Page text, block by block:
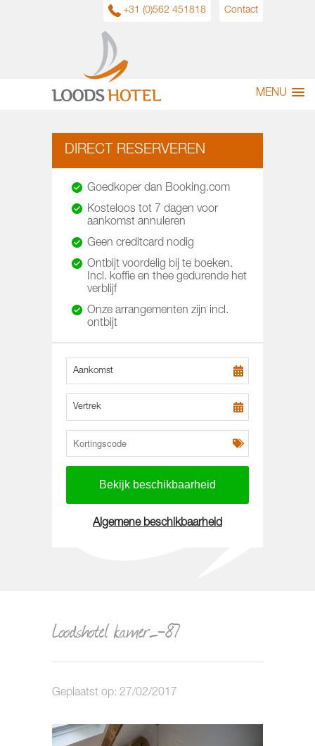
MENU
+31 (0)562 451818 Contact
DIRECT RESERVEREN
Goedkoper dan Booking.com
Kosteloos tot 7 dagen voor
aankomst annuleren
Geen creditcard nodig
Ontbijt voordelig bij te boeken.
Incl. koffie en thee gedurende het
verblijf
Onze arrangementen zijn incl.
ontbijt
Aankomst
Vertrek
Algemene beschikbaarheid
Loodshotel kamer_-87
Geplaatst op: 27/02/2017